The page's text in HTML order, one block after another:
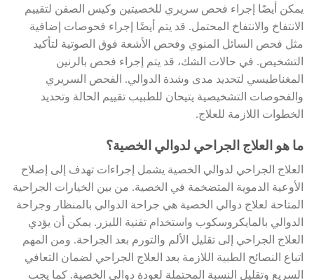
يمكن أيضًا إجراء فحص سريري للخصيتين وكيس الصفن لتقييم
الانتفاخ والانتفاخ المحتمل. قد يتم أيضًا إجراء فحوصات إضافية
مثل فحص السائل المنوي وفحص الأشعة فوق الصوتية لتأكيد
التشخيص. في حالات الشك، قد يتم إجراء فحص بالرنين
المغناطيسي لتحديد مدى وشدة الدوالي. الفحص السريري
والفحوصات التشخيصية يتيحان للطبيب تقييم الحالة وتحديد
الخطوات اللازمة للعلاج.
ما هو العلاج الجراحي لدوالي الخصية؟
العلاج الجراحي لدوالي الخصية يشمل إجراءات تهدف إلى إصلاح
الأوعية الدموية المتضخمة في الخصية. من بين الخيارات الجراحية
المتاحة لعلاج دوالي الخصية هي جراحة الدوالي بالمنظار وجراحة
الدوالي بالمايكروسكوب واستخدام تقنية الليزر. يمكن أن يؤدي
العلاج الجراحي إلى تقليل الألم والتورم بعد الجراحة. ومن المهم
اتباع النصائح الطبية اللازمة بعد العلاج الجراحي لضمان التعافي
السريع وتقليل النسبة المحتملة لعودة دوالي الخصية. كما يجب